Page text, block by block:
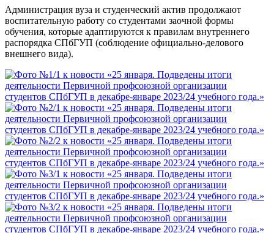
Администрация вуза и студенческий актив продолжают
воспитательную работу со студентами заочной формы
обучения, которые адаптируются к правилам внутреннего
распорядка СПбГУП (соблюдение официально-делового
внешнего вида).